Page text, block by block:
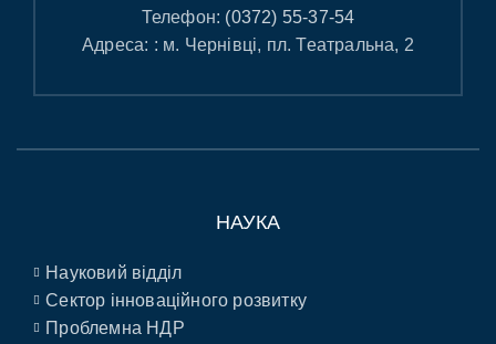
Телефон: (0372) 55-37-54
Адреса: : м. Чернівці, пл. Театральна, 2
НАУКА
Науковий відділ
Сектор інноваційного розвитку
Проблемна НДР